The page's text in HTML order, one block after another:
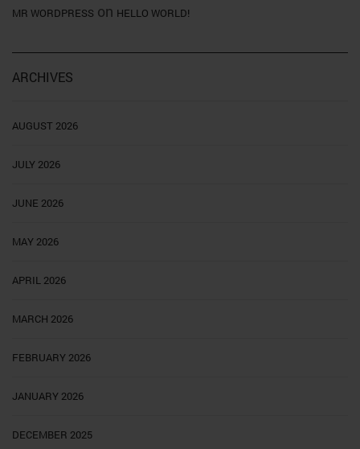
MR WORDPRESS on HELLO WORLD!
ARCHIVES
AUGUST 2026
JULY 2026
JUNE 2026
MAY 2026
APRIL 2026
MARCH 2026
FEBRUARY 2026
JANUARY 2026
DECEMBER 2025